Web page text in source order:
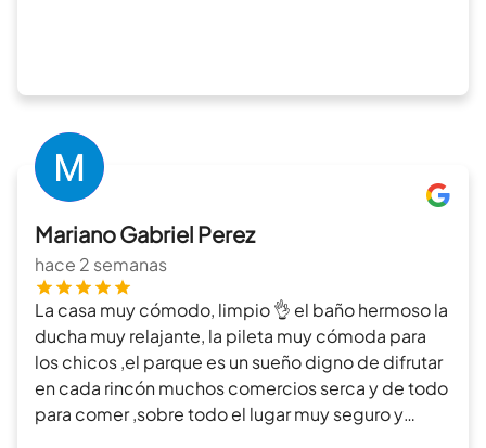
Mariano Gabriel Perez
hace 2 semanas
La casa muy cómodo, limpio 👌 el baño hermoso la
ducha muy relajante, la pileta muy cómoda para
los chicos ,el parque es un sueño digno de difrutar
en cada rincón muchos comercios serca y de todo
para comer ,sobre todo el lugar muy seguro y